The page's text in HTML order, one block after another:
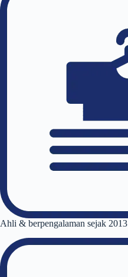
Ahli & berpengalaman sejak 2013